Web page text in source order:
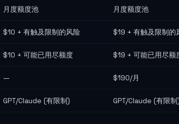
月度额度池 月度额度池
$10 + 有触及限制的风险 $19 + 有触及限制的
$10 + 可能已用尽额度 $19 + 可能已用尽额
— $190/月
GPT/Claude (有限制) GPT/Claude (有限制)